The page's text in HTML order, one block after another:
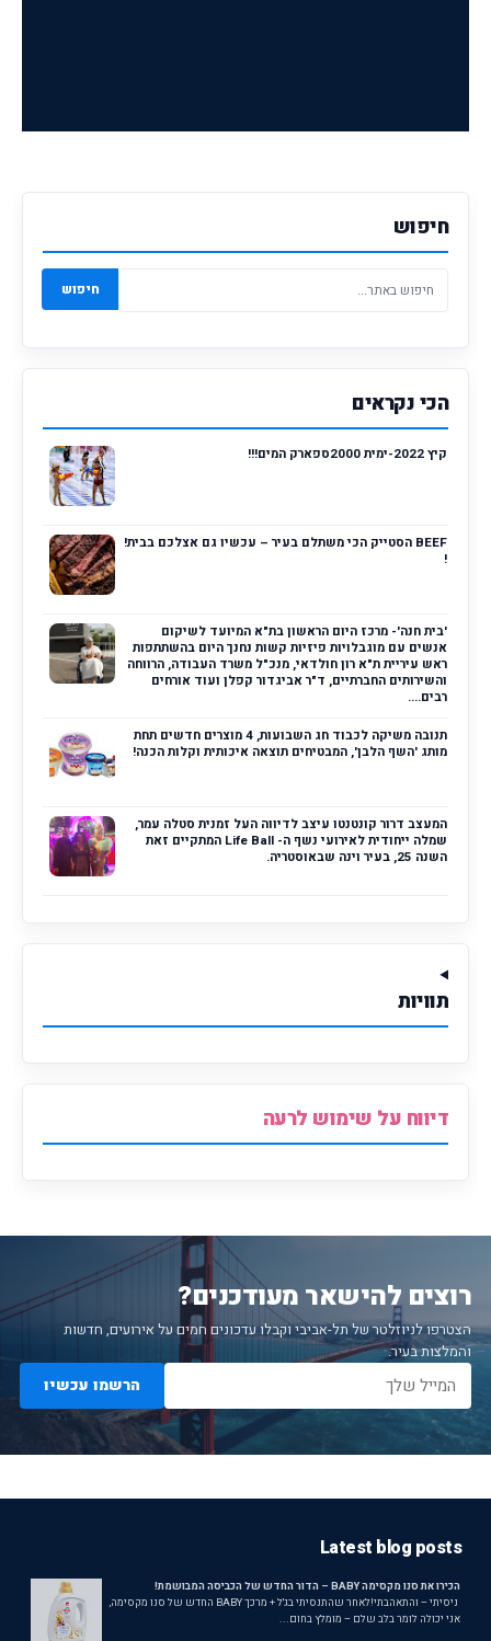
חיפוש
חיפוש
הכי נקראים
קיץ 2022-ימית 2000ספארק המים!!!
BEEF הסטייק הכי משתלם בעיר – עכשיו גם אצלכם בבית!
!
'בית חנה'- מרכז היום הראשון בת"א המיועד לשיקום
אנשים עם מוגבלויות פיזיות קשות נחנך היום בהשתתפות
ראש עיריית ת"א רון חולדאי, מנכ"ל משרד העבודה, הרווחה
והשירותים החברתיים, ד"ר אביגדור קפלן ועוד אורחים
רבים....
תנובה משיקה לכבוד חג השבועות, 4 מוצרים חדשים תחת
מותג 'השף הלבן', המבטיחים תוצאה איכותית וקלות הכנה!
המעצב דרור קונטנטו עיצב לדיווה העל זמנית סטלה עמר,
שמלה ייחודית לאירועי נשף ה- Life Ball המתקיים זאת
השנה 25, בעיר וינה שבאוסטריה.
תוויות
דיווח על שימוש לרעה
רוצים להישאר מעודכנים?
הצטרפו לניוזלטר של תל-אביבי וקבלו עדכונים חמים על אירועים, חדשות
והמלצות בעיר.
הרשמו עכשיו
Latest blog posts
הכירו את סנו מקסימה BABY – הדור החדש של הכביסה המבושמת!
ניסיתי – והתאהבתי!לאחר שהתנסיתי בג'ל + מרכך BABY החדש של סנו מקסימה,
אני יכולה לומר בלב שלם – מומלץ בחום...